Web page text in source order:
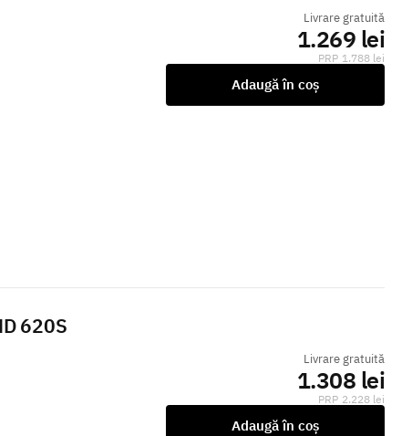
Livrare gratuită
1.269 lei
1.788 lei
Adaugă în coș
620S
Livrare gratuită
1.308 lei
2.228 lei
Adaugă în coș